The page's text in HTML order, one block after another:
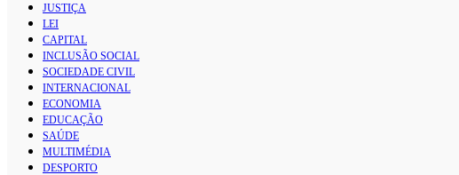
JUSTIÇA
LEI
CAPITAL
INCLUSÃO SOCIAL
SOCIEDADE CIVIL
INTERNACIONAL
ECONOMIA
EDUCAÇÃO
SAÚDE
MULTIMÉDIA
DESPORTO